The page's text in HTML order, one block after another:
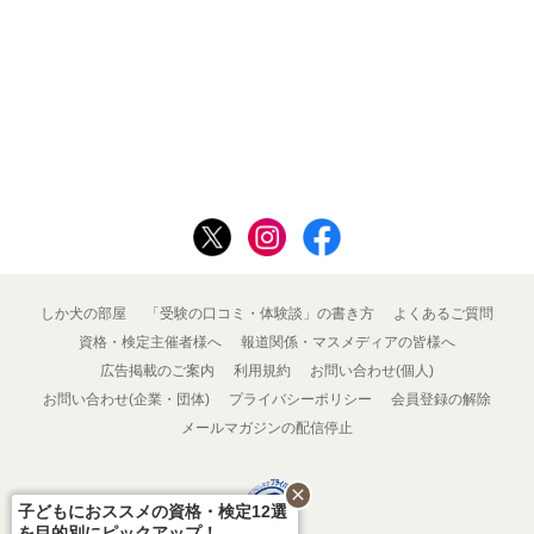
しか犬の部屋 「受験の口コミ・体験談」の書き方
よくあるご質問
資格・検定主催者様へ
報道関係・マスメディアの皆様へ
広告掲載のご案内
利用規約
お問い合わせ(個人)
お問い合わせ(企業・団体)
プライバシーポリシー
会員登録の解除
メールマガジンの配信停止
子どもにおススメの資格・検定12選
close